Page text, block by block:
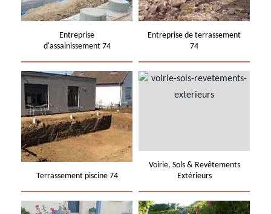
Entreprise
d'assainissement 74
Entreprise de terrassement
74
Terrassement piscine 74
Voirie, Sols & Revêtements
Extérieurs